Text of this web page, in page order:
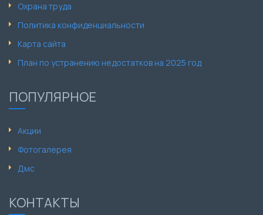
Охрана труда
Политика конфиденциальности
Карта сайта
План по устранению недостатков на 2025 год
ПОПУЛЯРНОЕ
Акции
Фотогалерея
Дмс
КОНТАКТЫ